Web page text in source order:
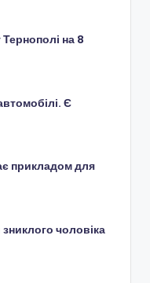
на 8
Є
прикладом для
зниклого чоловіка